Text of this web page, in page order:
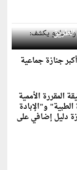
ونتنياهو
أكبر جنازة جماعية
المقررة الأممية
و"الإبادة
دليل إضافي على